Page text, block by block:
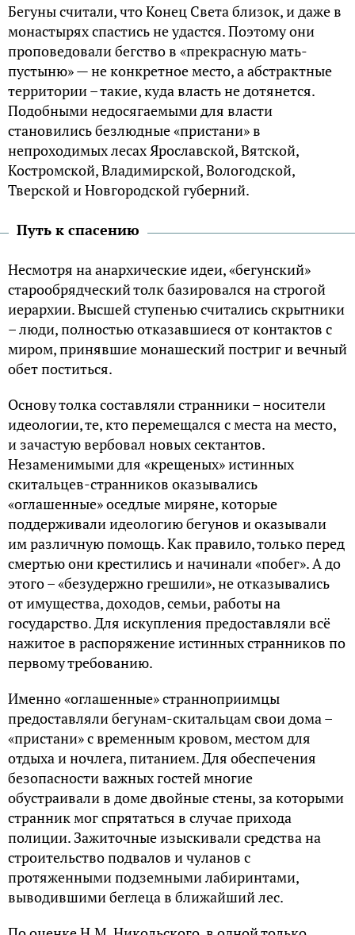
Бегуны считали, что Конец Света близок, и даже в
монастырях спастись не удастся. Поэтому они
проповедовали бегство в «прекрасную мать-
пустыню» — не конкретное место, а абстрактные
территории – такие, куда власть не дотянется.
Подобными недосягаемыми для власти
становились безлюдные «пристани» в
непроходимых лесах Ярославской, Вятской,
Костромской, Владимирской, Вологодской,
Тверской и Новгородской губерний.
Путь к спасению
Несмотря на анархические идеи, «бегунский»
старообрядческий толк базировался на строгой
иерархии. Высшей ступенью считались скрытники
– люди, полностью отказавшиеся от контактов с
миром, принявшие монашеский постриг и вечный
обет поститься.
Основу толка составляли странники – носители
идеологии, те, кто перемещался с места на место,
и зачастую вербовал новых сектантов.
Незаменимыми для «крещеных» истинных
скитальцев-странников оказывались
«оглашенные» оседлые миряне, которые
поддерживали идеологию бегунов и оказывали
им различную помощь. Как правило, только перед
смертью они крестились и начинали «побег». А до
этого – «безудержно грешили», не отказывались
от имущества, доходов, семьи, работы на
государство. Для искупления предоставляли всё
нажитое в распоряжение истинных странников по
первому требованию.
Именно «оглашенные» странноприимцы
предоставляли бегунам-скитальцам свои дома –
«пристани» с временным кровом, местом для
отдыха и ночлега, питанием. Для обеспечения
безопасности важных гостей многие
обустраивали в доме двойные стены, за которыми
странник мог спрятаться в случае прихода
полиции. Зажиточные изыскивали средства на
строительство подвалов и чуланов с
протяженными подземными лабиринтами,
выводившими беглеца в ближайший лес.